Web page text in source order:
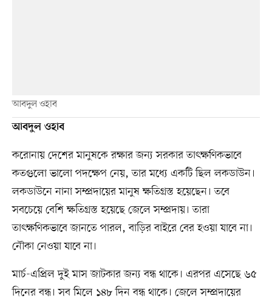
আবদুল ওহাব
আবদুল ওহাব
করোনায় দেশের মানুষকে রক্ষার জন্য সরকার তাৎক্ষণিকভাবে
কতগুলো ভালো পদক্ষেপ নেয়, তার মধ্যে একটি ছিল লকডাউন।
লকডাউনে নানা সম্প্রদায়ের মানুষ ক্ষতিগ্রস্ত হয়েছেন। তবে
সবচেয়ে বেশি ক্ষতিগ্রস্ত হয়েছে জেলে সম্প্রদায়। তারা
তাৎক্ষণিকভাবে জানতে পারল, বাড়ির বাইরে বের হওয়া যাবে না।
নৌকা নেওয়া যাবে না।
মার্চ-এপ্রিল দুই মাস জাটকার জন্য বন্ধ থাকে। এরপর এসেছে ৬৫
দিনের বন্ধ। সব মিলে ১৪৮ দিন বন্ধ থাকে। জেলে সম্প্রদায়ের